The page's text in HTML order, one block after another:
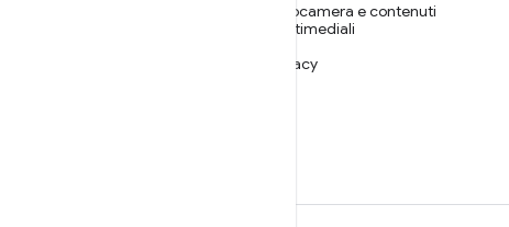
Fotocamera e contenuti
multimediali
Privacy